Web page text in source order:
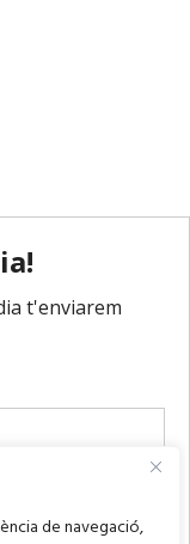
de navegació,